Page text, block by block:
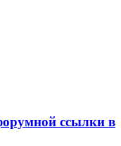
ссылки в